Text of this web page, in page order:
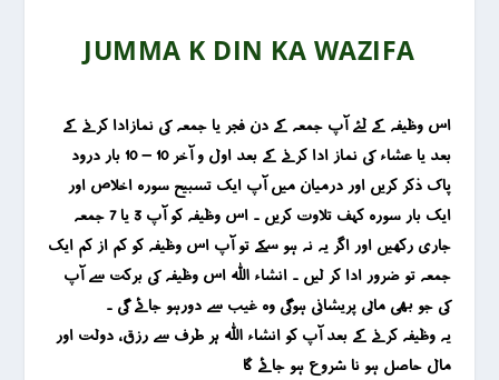
JUMMA K DIN KA WAZIFA
اس وظیفہ کے لئے آپ جمعہ کے دن فجر یا جمعہ کی نمازادا کرنے کے
بعد یا عشاء کی نماز ادا کرنے کے بعد اول و آخر 10 – 10 بار درود
پاک ذکر کریں اور درمیان میں آپ ایک تسبیح سورہ اخلاص اور
ایک بار سورہ کہف تلاوت کریں ۔ اس وظیفہ کو آپ 3 یا 7 جمعہ
جاری رکھیں اور اگر یہ نہ ہو سکے تو آپ اس وظیفہ کو کم از کم ایک
جمعہ تو ضرور ادا کر لیں ۔ انشاء اللہ اس وظیفہ کی برکت سے آپ
کی جو بھی مالی پریشانی ہوگی وہ غیب سے دورہو جائے گی ۔
یہ وظیفہ کرنے کے بعد آپ کو انشاء اللہ ہر طرف سے رزق ، دولت اور
مال حاصل ہو نا شروع ہو جائے گا